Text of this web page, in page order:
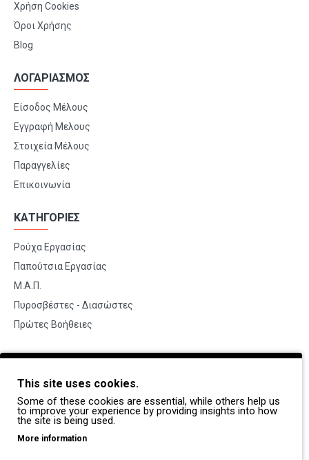
Χρήση Cookies
Όροι Χρήσης
Blog
ΛΟΓΑΡΙΑΣΜΟΣ
Είσοδος Μέλους
Εγγραφή Μελους
Στοιχεία Μέλους
Παραγγελίες
Επικοινωνία
ΚΑΤΗΓΟΡΙΕΣ
Ρούχα Εργασίας
Παπούτσια Εργασίας
Μ.Α.Π.
Πυροσβέστες - Διασώστες
Πρώτες Βοήθειες
BRANDS
Payper
Dike
Coverguard
Portwest
This site uses cookies.
Some of these cookies are essential, while others help us
to improve your experience by providing insights into how
the site is being used.
More information